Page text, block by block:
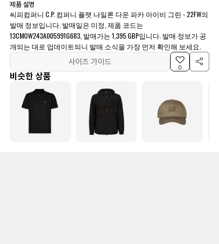
제품 설명
씨피컴퍼니 C.P. 컴퍼니 플랫 나일론 다운 파카 아이비 그린 - 22FW의
발매 정보입니다. 발매일은 미정, 제품 코드는
13CMOW243A005991G683, 발매가는 1,395 GBP입니다. 발매 정보가 공
개되는 대로 업데이트되니 발매 소식을 가장 먼저 확인해 보세요.
사이즈 가이드
0
비슷한 상품